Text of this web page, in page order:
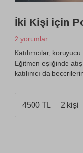
İki Kişi için
2 yorumlar
Katılımcılar,
Eğitmen eşliğinde
katılımcı da
4500 TL 2 kişi